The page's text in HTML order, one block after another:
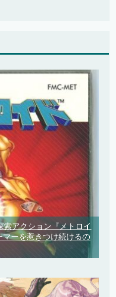
索アクション『メトロイ
マーを惹きつけ続けるの